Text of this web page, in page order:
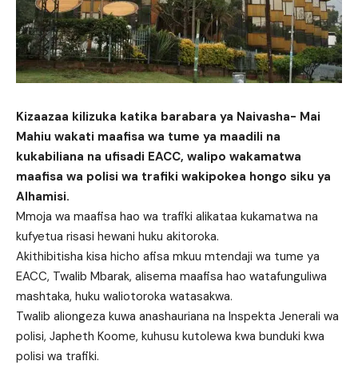
Kizaazaa kilizuka katika barabara ya Naivasha- Mai
Mahiu wakati maafisa wa tume ya maadili na
kukabiliana na ufisadi EACC, walipo wakamatwa
maafisa wa polisi wa trafiki wakipokea hongo siku ya
Alhamisi.
Mmoja wa maafisa hao wa trafiki alikataa kukamatwa na
kufyetua risasi hewani huku akitoroka.
Akithibitisha kisa hicho afisa mkuu mtendaji wa tume ya
EACC, Twalib Mbarak, alisema maafisa hao watafunguliwa
mashtaka, huku waliotoroka watasakwa.
Twalib aliongeza kuwa anashauriana na Inspekta Jenerali wa
polisi, Japheth Koome, kuhusu kutolewa kwa bunduki kwa
polisi wa trafiki.